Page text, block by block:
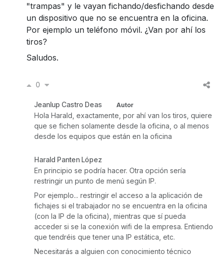
"trampas" y le vayan fichando/desfichando desde
un dispositivo que no se encuentra en la oficina.
Por ejemplo un teléfono móvil. ¿Van por ahí los
tiros?
Saludos.
0
Jeanlup Castro Deas Autor
Hola Harald, exactamente, por ahí van los tiros, quiere
que se fichen solamente desde la oficina, o al menos
desde los equipos que están en la oficina
Harald Panten López
En principio se podría hacer. Otra opción sería
restringir un punto de menú según IP.
Por ejemplo... restringir el acceso a la aplicación de
fichajes si el trabajador no se encuentra en la oficina
(con la IP de la oficina), mientras que sí pueda
acceder si se la conexión wifi de la empresa. Entiendo
que tendréis que tener una IP estática, etc.
Necesitarás a alguien con conocimiento técnico